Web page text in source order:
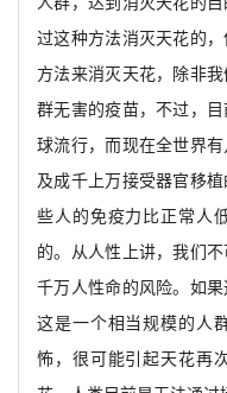
过这种方法消灭天花的
方法来消灭天花，除非
群无害的疫苗，不过，
球流行，而现在全世界
及成千上万接受器官移
些人的免疫力比正常人
的。从人性上讲，我们
千万人性命的风险。如
这是一个相当规模的人
怖，很可能引起天花再